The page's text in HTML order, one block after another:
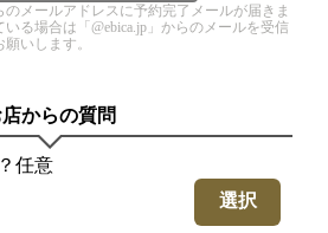
メールアドレスに予約完了メールが届きま
る場合は「@ebica.jp」からのメールを受信
いします。
からの質問
任意
選択